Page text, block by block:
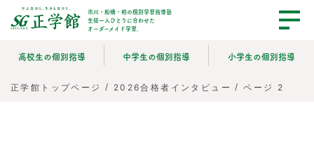
市川・船橋・柏の個別学習指導塾
生徒一人ひとりに合わせた
オーダーメイド学習。
高校生の個別指導 中学生の個別指導 小学生の個別指導
正学館トップページ / 2026合格者インタビュー /ページ 2